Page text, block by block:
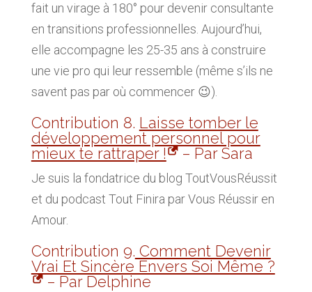
fait un virage à 180° pour devenir consultante
en transitions professionnelles. Aujourd’hui,
elle accompagne les 25-35 ans à construire
une vie pro qui leur ressemble (même s’ils ne
savent pas par où commencer 😉).
Contribution 8. Laisse tomber le
développement personnel pour
mieux te rattraper !
– Par Sara
Je suis la fondatrice du blog ToutVousRéussit
et du podcast Tout Finira par Vous Réussir en
Amour.
Contribution 9. Comment Devenir
Vrai Et Sincère Envers Soi Même ?
– Par Delphine